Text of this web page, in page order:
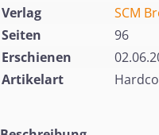
Verlag
SCM
Seiten
96
Erschienen
Artikelart